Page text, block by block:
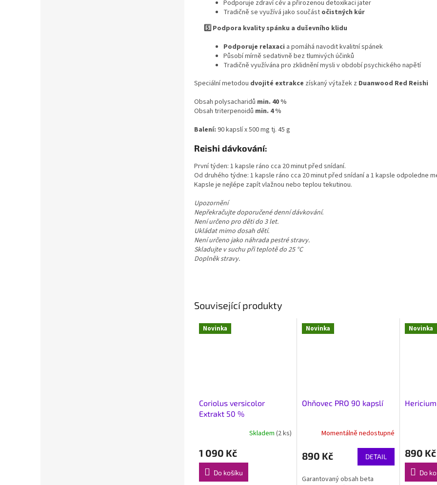
Související produkty
Novinka
Coriolus versicolor
Extrakt 50 %
Skladem (2 ks)
1 090 Kč
Do košíku
Novinka
Ohňovec PRO 90 kapslí
Momentálně nedostupné
890 Kč DETAIL
Garantovaný obsah beta
Novinka
890 Kč
Do
Podporuje zdraví cév a přirozenou detoxikaci jater
Tradičně se využívá jako součást očistných kúr
5️⃣ Podpora kvality spánku a duševního klidu
Podporuje relaxaci a pomáhá navodit kvalitní spánek
Působí mírně sedativně bez tlumivých účinků
Tradičně využívána pro zklidnění mysli v období psychického napětí
Speciální metodou dvojité extrakce získaný výtažek z Duanwood Red Reishi
Obsah polysacharidů min. 40 %
Obsah triterpenoidů min. 4 %
Balení: 90 kapslí x 500 mg tj. 45 g
Reishi dávkování:
První týden: 1 kapsle ráno cca 20 minut před snídaní.
Od druhého týdne: 1 kapsle ráno cca 20 minut před snídaní a 1 kapsle odpoledne
Kapsle je nejlépe zapít vlažnou nebo teplou tekutinou.
Upozornění
Nepřekračujte doporučené denní dávkování.
Není určeno pro děti do 3 let.
Ukládat mimo dosah dětí.
Není určeno jako náhrada pestré stravy.
Skladujte v suchu při teplotě do 25 °C
Doplněk stravy.